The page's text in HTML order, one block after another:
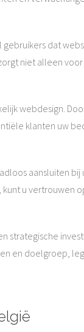
dat
niet alleen
webdesign.
klanten uw
aansluiten
u
strategische
en doelgroep,